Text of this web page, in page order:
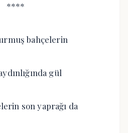
****
bahçelerin
gül
son yaprağı da